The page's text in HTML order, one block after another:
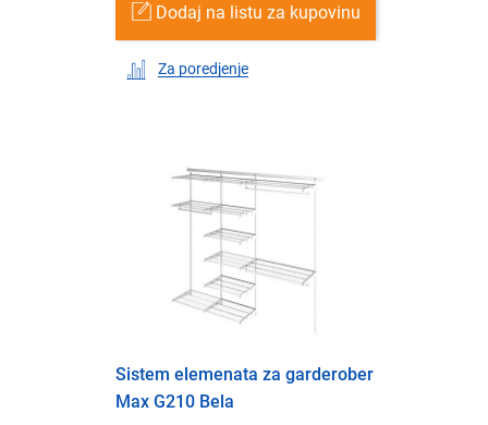
Dodaj na listu za kupovinu
Za poredjenje
Sistem elemenata za garderober
Max G210 Bela